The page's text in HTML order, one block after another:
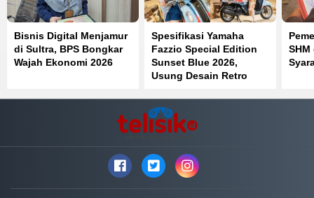
Bisnis Digital Menjamur
di Sultra, BPS Bongkar
Wajah Ekonomi 2026
Spesifikasi Yamaha
Fazzio Special Edition
Sunset Blue 2026,
Usung Desain Retro
Core Hybrid 125 cc